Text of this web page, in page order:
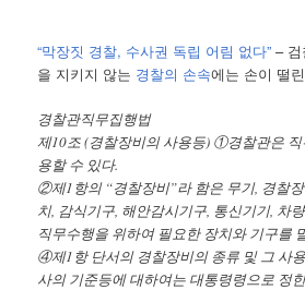
“막장짓 경찰, 수사권 독립 어림 없다” –
을 지키지 않는 경찰의 손속에는 손이 떨
경찰관직무집행법
제10조 (경찰장비의 사용등) ①경찰관은
용할 수 있다.
②제1항의 “경찰장비”라 함은 무기, 경찰
치, 감식기구, 해안감시기구, 통신기기, 차
직무수행을 위하여 필요한 장치와 기구를
④제1항 단서의 경찰장비의 종류 및 그 사
사의 기준등에 대하여는 대통령령으로 정